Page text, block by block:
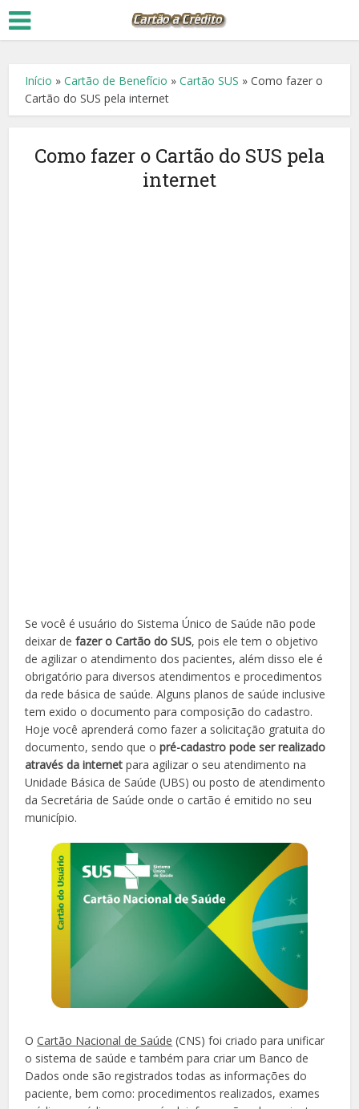
Início »Cartão de Benefício »Cartão SUS »Como fazer o
Cartão do SUS pela internet
Como fazer o Cartão do SUS pela
internet
Se você é usuário do Sistema Único de Saúde não pode
deixar defazer o Cartão do SUS, pois ele tem o objetivo
de agilizar o atendimento dos pacientes, além disso ele é
obrigatório para diversos atendimentos e procedimentos
da rede básica de saúde. Alguns planos de saúde inclusive
tem exido o documento para composição do cadastro.
Hoje você aprenderá como fazer a solicitação gratuita do
documento, sendo que opré-cadastro pode ser realizado
através da internet para agilizar o seu atendimento na
Unidade Básica de Saúde (UBS) ou posto de atendimento
da Secretária de Saúde onde o cartão é emitido no seu
município.
OCartão Nacional de Saúde (CNS) foi criado para unificar
o sistema de saúde e também para criar um Banco de
Dados onde são registrados todas as informações do
paciente, bem como: procedimentos realizados, exames